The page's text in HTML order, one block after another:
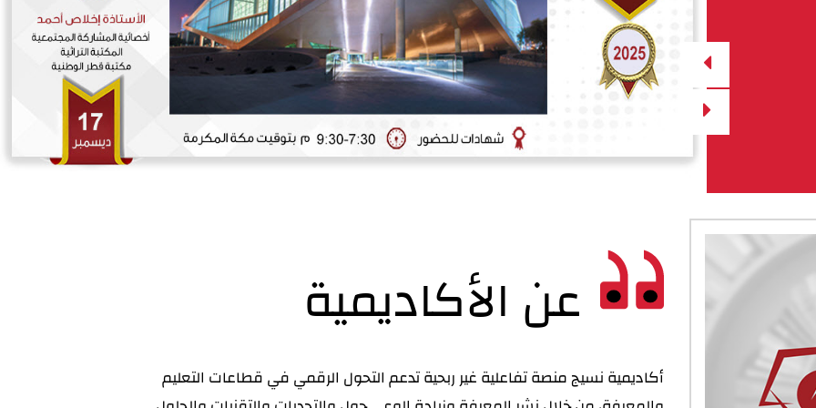
عن الأكاديمية
أكاديمية نسيج منصة تفاعلية غير ربحية تدعم التحول الرقمي في قطاعات التعليم